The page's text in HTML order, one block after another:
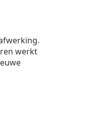
werkt